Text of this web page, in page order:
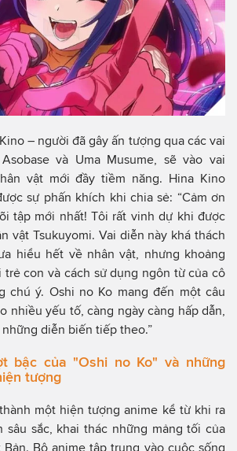
– người đã gây ấn tượng qua các vai
và Uma Musume, sẽ vào vai
vật mới đầy tiềm năng. Hina Kino
sự phấn khích khi chia sẻ: “Cảm ơn
tập mới nhất! Tôi rất vinh dự khi được
vật Tsukuyomi. Vai diễn này khá thách
hiểu hết về nhân vật, nhưng khoảng
trẻ con và cách sử dụng ngôn từ của cô
chú ý. Oshi no Ko mang đến một câu
nhiều yếu tố, càng ngày càng hấp dẫn,
diễn biến tiếp theo.”
bậc của "Oshi no Ko" và những
tượng
một hiện tượng anime kể từ khi ra
sâu sắc, khai thác những mảng tối của
Bộ anime tập trung vào cuộc sống